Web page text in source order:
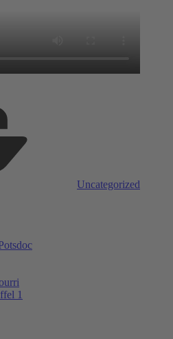
Uncategorized
1